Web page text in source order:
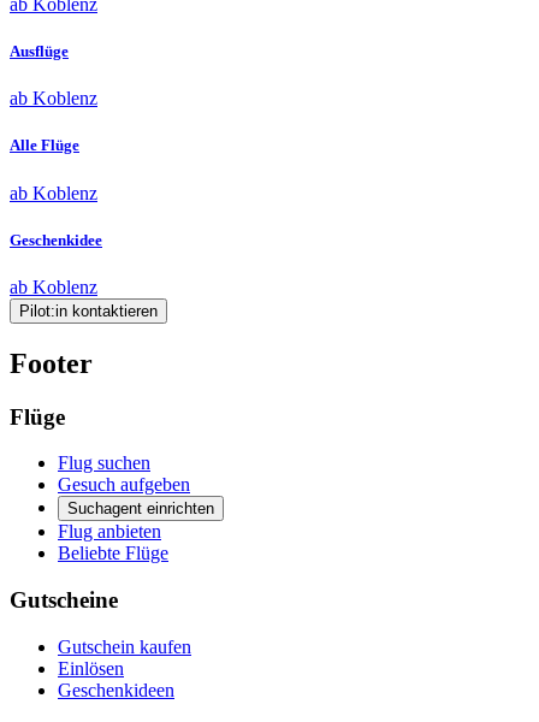
Ausflüge
ab Koblenz
Alle Flüge
ab Koblenz
Geschenkidee
ab Koblenz
Pilot:in kontaktieren
Footer
Flüge
Flug suchen
Gesuch aufgeben
Suchagent einrichten
Flug anbieten
Beliebte Flüge
Gutscheine
Gutschein kaufen
Einlösen
Geschenkideen